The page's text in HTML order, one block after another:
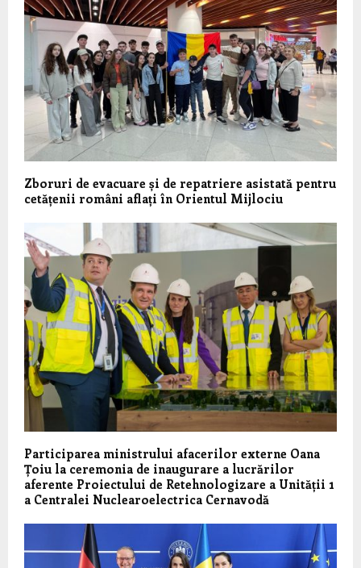
Zboruri de evacuare și de repatriere asistată pentru
cetățenii români aflați în Orientul Mijlociu
Participarea ministrului afacerilor externe Oana
Țoiu la ceremonia de inaugurare a lucrărilor
aferente Proiectului de Retehnologizare a Unității 1
a Centralei Nuclearoelectrica Cernavodă